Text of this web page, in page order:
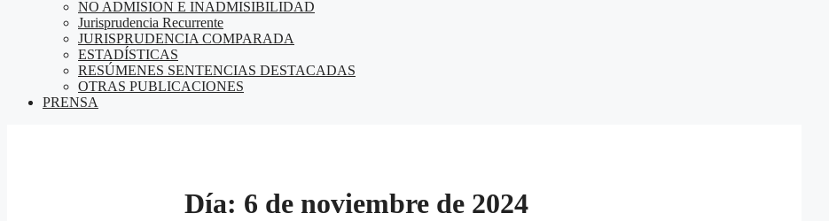
NO ADMISION E INADMISIBILIDAD
Jurisprudencia Recurrente
JURISPRUDENCIA COMPARADA
ESTADÍSTICAS
RESÚMENES SENTENCIAS DESTACADAS
OTRAS PUBLICACIONES
PRENSA
Día: 6 de noviembre de 2024